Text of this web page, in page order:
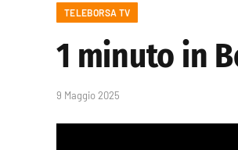
TELEBORSA TV
1 minuto in
9 Maggio 2025